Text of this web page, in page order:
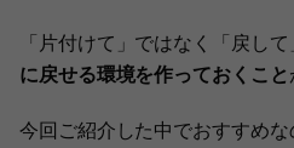
「片付けて」ではなく「戻して
に戻せる環境を作っておくこと
今回ご紹介した中でおすすめな